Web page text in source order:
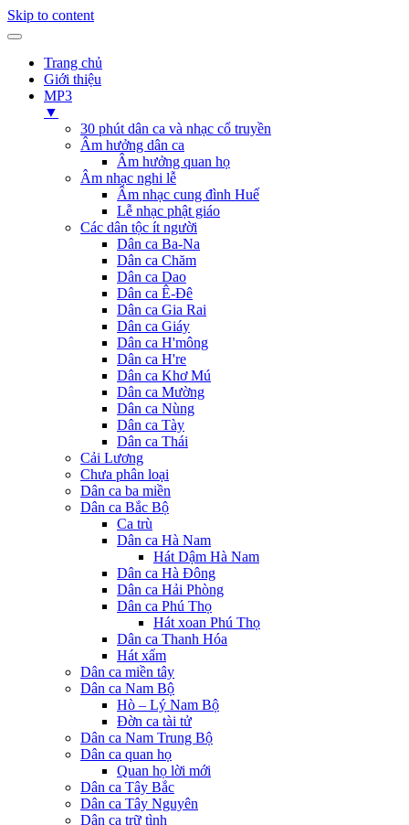
Skip to content
Trang chủ
Giới thiệu
MP3
▼
30 phút dân ca và nhạc cổ truyền
Âm hưởng dân ca
Âm hưởng quan họ
Âm nhạc nghi lễ
Âm nhạc cung đình Huế
Lễ nhạc phật giáo
Các dân tộc ít người
Dân ca Ba-Na
Dân ca Chăm
Dân ca Dao
Dân ca Ê-Đê
Dân ca Gia Rai
Dân ca Giáy
Dân ca H'mông
Dân ca H're
Dân ca Khơ Mú
Dân ca Mường
Dân ca Nùng
Dân ca Tày
Dân ca Thái
Cải Lương
Chưa phân loại
Dân ca ba miền
Dân ca Bắc Bộ
Ca trù
Dân ca Hà Nam
Hát Dậm Hà Nam
Dân ca Hà Đông
Dân ca Hải Phòng
Dân ca Phú Thọ
Hát xoan Phú Thọ
Dân ca Thanh Hóa
Hát xẩm
Dân ca miền tây
Dân ca Nam Bộ
Hò – Lý Nam Bộ
Đờn ca tài tử
Dân ca Nam Trung Bộ
Dân ca quan họ
Quan họ lời mới
Dân ca Tây Bắc
Dân ca Tây Nguyên
Dân ca trữ tình